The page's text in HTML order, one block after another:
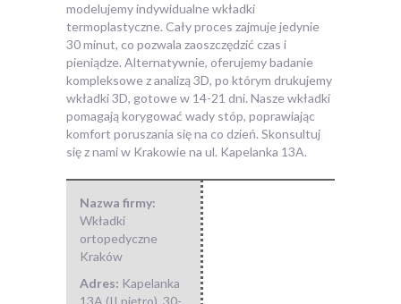
modelujemy indywidualne wkładki
termoplastyczne. Cały proces zajmuje jedynie
30 minut, co pozwala zaoszczędzić czas i
pieniądze. Alternatywnie, oferujemy badanie
kompleksowe z analizą 3D, po którym drukujemy
wkładki 3D, gotowe w 14-21 dni. Nasze wkładki
pomagają korygować wady stóp, poprawiając
komfort poruszania się na co dzień. Skonsultuj
się z nami w Krakowie na ul. Kapelanka 13A.
Nazwa firmy:
Wkładki
ortopedyczne
Kraków
Adres: Kapelanka